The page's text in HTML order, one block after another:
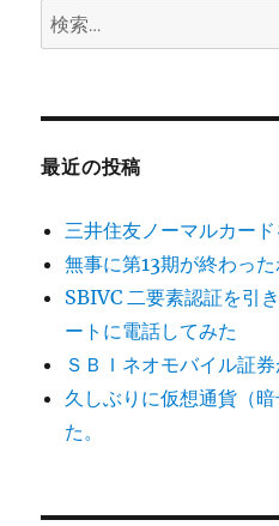
検
索:
最近の投稿
三井住友ノーマルカー
無事に第13期が終わっ
SBIVC 二要素認証を引
ートに電話してみた
ＳＢＩネオモバイル証
久しぶりに仮想通貨（
た。